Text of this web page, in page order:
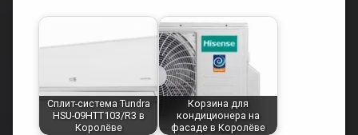
Сплит-система Tundra
HSU-09HTT103/R3 в
Королёве
Корзина для
кондиционера на
фасаде в Королёве